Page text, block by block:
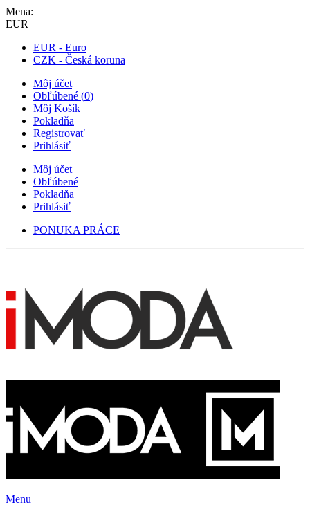
Mena:
EUR
EUR - Euro
CZK - Česká koruna
Môj účet
Obľúbené (0)
Môj Košík
Pokladňa
Registrovať
Prihlásiť
Môj účet
Obľúbené
Pokladňa
Prihlásiť
PONUKA PRÁCE
Menu